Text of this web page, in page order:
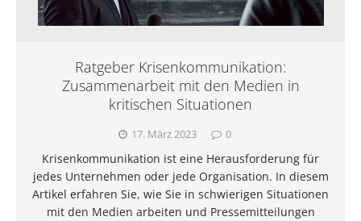
Ratgeber Krisenkommunikation:
Zusammenarbeit mit den Medien in
kritischen Situationen
17. März 2023 0
Krisenkommunikation ist eine Herausforderung für
jedes Unternehmen oder jede Organisation. In diesem
Artikel erfahren Sie, wie Sie in schwierigen Situationen
mit den Medien arbeiten und Pressemitteilungen